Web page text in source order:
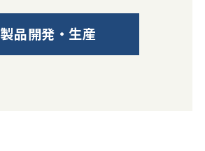
製品開発・生産